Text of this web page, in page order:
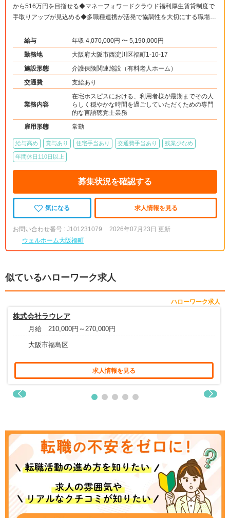
から516万円を目指せる◆マネーフォワードクラウド福利厚生賃貸制度で
手取りアップが見込める◆多職種連携が活発で協調性を大切にする職場◆
給与
年収 4,070,000円 〜 5,190,000円
勤務地
大阪府大阪市西淀川区福町1-10-17
施設形態
介護保険関連施設（有料老人ホーム）
交通費
支給あり
業務内容
在宅ホスピスにおける、利用者様が最期までその人
らしく穏やかな時間を過ごしていただくための専門
的な言語聴覚士業務
雇用形態
常勤
給与高め 賞与あり 住宅手当あり 交通費手当あり 残業少なめ
年間休日110日以上
募集状況を確認する
気になる 求人情報を見る
お問い合わせ番号 : J101231079
2026年07月23日 更新
ウェルホーム大阪福町
似ているハローワーク求人
ハローワーク求人
株式会社ラウレア
月給 210,000円～270,000円
大阪市福島区
求人情報を見る